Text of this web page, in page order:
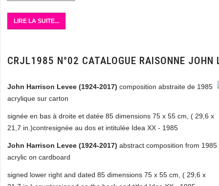
LIRE LA SUITE...
CRJL1985 N°02 CATALOGUE RAISONNE JOHN
John Harrison Levee (1924-2017) composition abstraite de 1985
acrylique sur carton
signée en bas à droite et datée 85 dimensions 75 x 55 cm, ( 29,6 x
21,7 in.)contresignée au dos et intitulée Idea XX - 1985
John Harrison Levee (1924-2017) abstract composition from 1985
acrylic on cardboard
signed lower right and dated 85 dimensions 75 x 55 cm, ( 29,6 x